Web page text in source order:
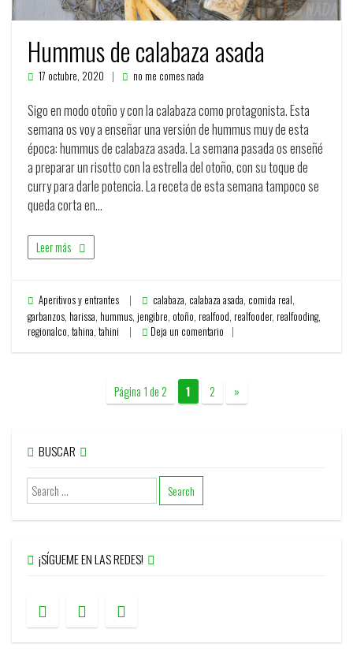
Hummus de calabaza asada
17 octubre, 2020 no me comes nada
Sigo en modo otoño y con la calabaza como protagonista. Esta
semana os voy a enseñar una versión de hummus muy de esta
época: hummus de calabaza asada. La semana pasada os enseñé
a preparar un risotto con la estrella del otoño, con su toque de
curry para darle potencia. La receta de esta semana tampoco se
queda corta en…
Leer más
Aperitivos y entrantes calabaza, calabaza asada, comida real,
garbanzos, harissa, hummus, jengibre, otoño, realfood, realfooder, realfooding,
regionalco, tahina, tahini Deja un comentario
Página 1 de 2 1 2 »
BUSCAR
¡SÍGUEME EN LAS REDES!